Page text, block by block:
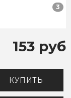
3
153 руб
КУПИТЬ